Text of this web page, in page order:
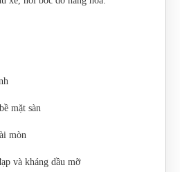
mặt sàn
mòn
và kháng dầu mỡ